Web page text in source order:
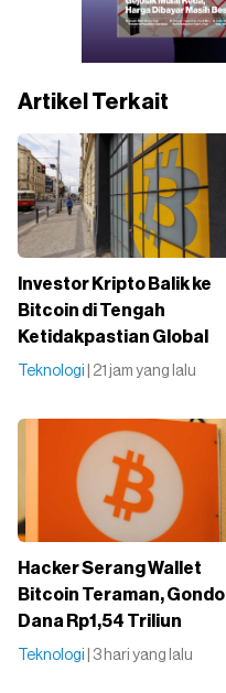
Artikel Terkait
Investor Kripto Balik ke
Bitcoin di Tengah
Ketidakpastian Global
Teknologi | 21 jam yang lalu
Hacker Serang Wallet
Bitcoin Teraman, Gondol
Dana Rp1,54 Triliun
Teknologi | 3 hari yang lalu